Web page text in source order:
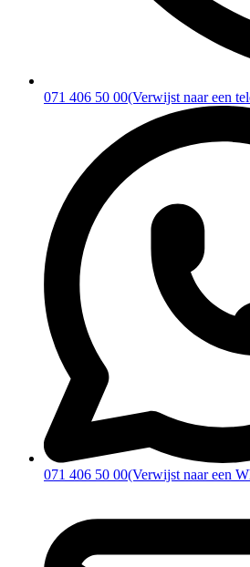
071 406 50 00(Verwijst naar een
071 406 50 00(Verwijst naar een